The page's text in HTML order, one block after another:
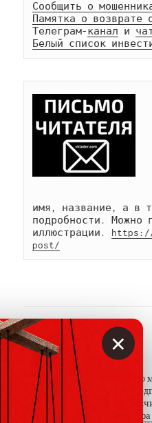
Сообщить о
Памятка о возврате
Телеграм-канал и
Белый список
имя, название, а в
подробности. Можно
иллюстрации. https://
post/
АВТОР
Вкладер
С 2014 года предупреждаем
потерь миллионы людей.
канал
с 19 тысячами
Посмотреть все записи
×